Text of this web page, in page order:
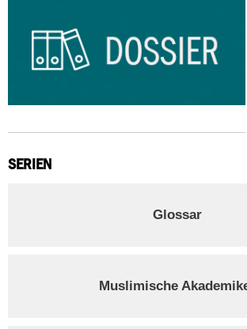
SERIEN
Glossar
Muslimische